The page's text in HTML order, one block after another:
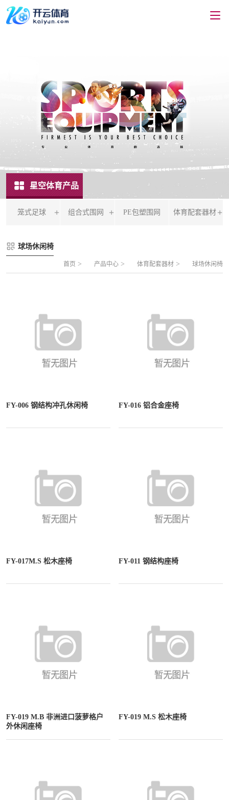
星空体育产品
笼式足球
FLZ-B 夹芯板笼式足球
FLZ-C 半格栅笼式足球
组合式围网
片装组合式围网
PE包塑围网 体育配套器材
球场休闲椅
首页 > 产品中心 > 体育配套器材 > 球场休闲椅
FY-006 钢结构冲孔休闲椅 FY-016 铝合金座椅
FY-017M.S 松木座椅 FY-011 钢结构座椅
FY-019 M.B 非洲进口菠萝格户
外休闲座椅
FY-019 M.S 松木座椅